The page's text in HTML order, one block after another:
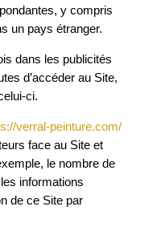
y compris
un pays étranger.
dans les publicités
d’accéder au Site,
ci.
verral-peinture.com/
face au Site et
le nombre de
informations
de ce Site par